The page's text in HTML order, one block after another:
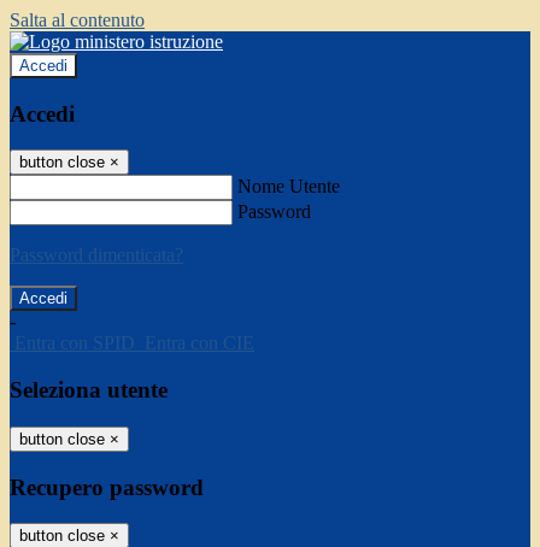
Salta al contenuto
Accedi
Accedi
button close ×
Nome Utente
Password
Password dimenticata?
-
Entra con SPID
Entra con CIE
Seleziona utente
button close ×
Recupero password
button close ×